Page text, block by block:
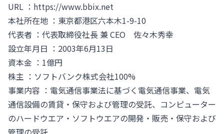
URL ： https://www.bbix.net
本社所在地 ：東京都港区六本木1-9-10
代表者 ：代表取締役社長 兼 CEO 佐々木秀幸
設立年月日 ：2003年6月13日
資本金 ：1億円
株主 ：ソフトバンク株式会社100%
事業内容 ：電気通信事業法に基づく電気通信事業、電気
通信設備の賃貸・保守および管理の受託、コンピューター
のハードウエア・ソフトウエアの開発・販売・保守および